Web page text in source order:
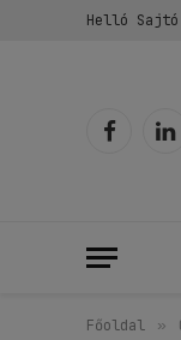
Helló
Facebook
Főoldal »